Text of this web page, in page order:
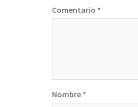
Comentario *
Nombre *